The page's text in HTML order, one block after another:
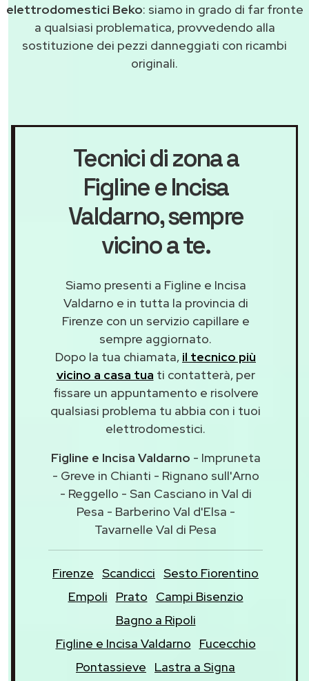
elettrodomestici Beko: siamo in grado di far fronte
a qualsiasi problematica, provvedendo alla
sostituzione dei pezzi danneggiati con ricambi
originali.
Tecnici di zona a
Figline e Incisa
Valdarno, sempre
vicino a te.
Siamo presenti a Figline e Incisa
Valdarno e in tutta la provincia di
Firenze con un servizio capillare e
sempre aggiornato.
Dopo la tua chiamata, il tecnico più
vicino a casa tua ti contatterà, per
fissare un appuntamento e risolvere
qualsiasi problema tu abbia con i tuoi
elettrodomestici.
Figline e Incisa Valdarno - Impruneta
- Greve in Chianti - Rignano sull'Arno
- Reggello - San Casciano in Val di
Pesa - Barberino Val d'Elsa -
Tavarnelle Val di Pesa
Firenze Scandicci Sesto Fiorentino
Empoli
Prato
Campi Bisenzio
Bagno a Ripoli
Figline e Incisa Valdarno
Fucecchio
Pontassieve
Lastra a Signa